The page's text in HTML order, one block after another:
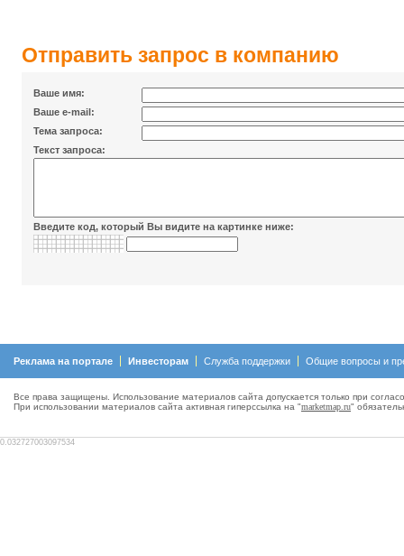
Отправить запрос в компанию
Ваше имя:
Ваше e-mail:
Тема запроса:
Текст запроса:
Введите код, который Вы видите на картинке ниже:
Реклама на портале Инвесторам Служба поддержки Общие вопросы и
Все права защищены. Использование материалов сайта допускается только при
При использовании материалов сайта активная гиперсcылка на "marketmap.ru"
0.032727003097534